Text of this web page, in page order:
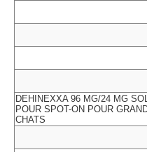
DEHINEXXA 96 MG/24 MG
POUR SPOT-ON POUR
CHATS